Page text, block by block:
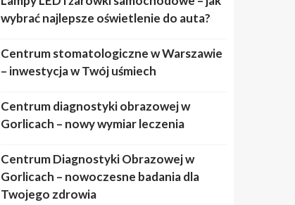
wybrać najlepsze oświetlenie do auta?
Centrum stomatologiczne w Warszawie
– inwestycja w Twój uśmiech
Centrum diagnostyki obrazowej w
Gorlicach – nowy wymiar leczenia
Centrum Diagnostyki Obrazowej w
Gorlicach – nowoczesne badania dla
Twojego zdrowia